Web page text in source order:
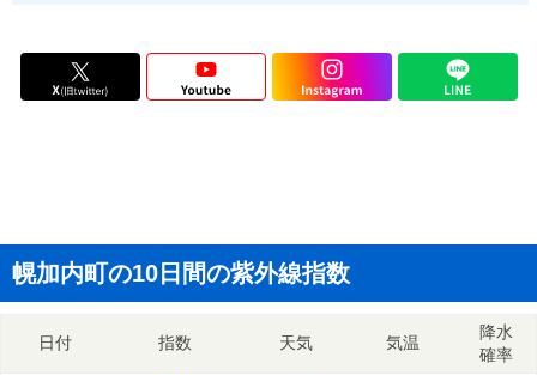
幌加内町の10日間の紫外線指数
日付 指数 天気 気温
降水
確率